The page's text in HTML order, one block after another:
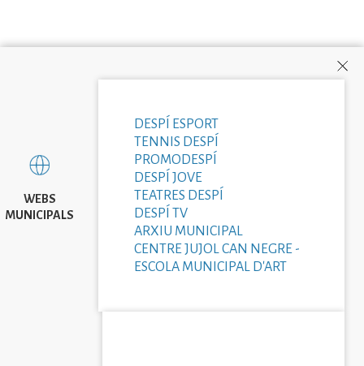
WEBS
MUNICIPALS
DESPÍ ESPORT
TENNIS DESPÍ
PROMODESPÍ
DESPÍ JOVE
TEATRES DESPÍ
DESPÍ TV
ARXIU MUNICIPAL
CENTRE JUJOL CAN NEGRE -
ESCOLA MUNICIPAL D'ART